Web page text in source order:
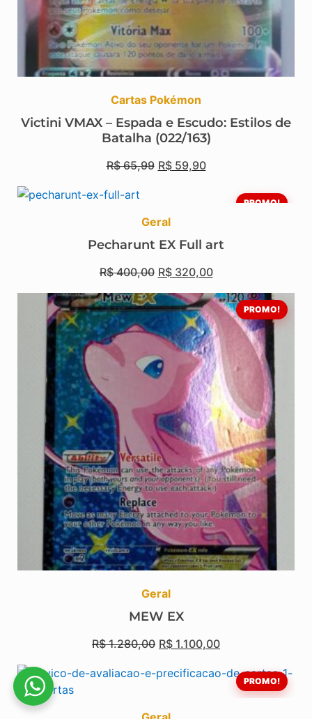
Cartas Pokémon
Victini VMAX – Espada e Escudo: Estilos de
Batalha (022/163)
R$65,99 R$59,90
PROMO!
Geral
Pecharunt EX Full art
R$400,00 R$320,00
PROMO!
Geral
MEW EX
R$1.280,00 R$ 1.100,00
PROMO!